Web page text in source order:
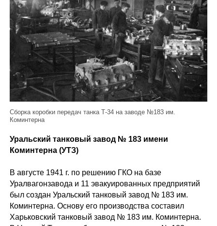
Сборка коробки передач танка Т-34 на заводе №183 им.
Коминтерна
Уральский танковый завод № 183 имени
Коминтерна (УТЗ)
В августе 1941 г. по решению ГКО на базе
Уралвагонзавода и 11 эвакуированных предприятий
был создан Уральский танковый завод № 183 им.
Коминтерна. Основу его производства составил
Харьковский танковый завод № 183 им. Коминтерна.